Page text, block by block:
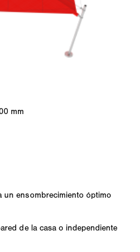
mm
un ensombrecimiento óptimo
de la casa o independiente